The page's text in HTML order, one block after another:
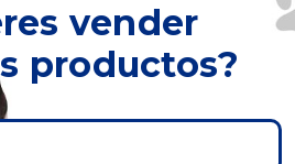
vender
productos?